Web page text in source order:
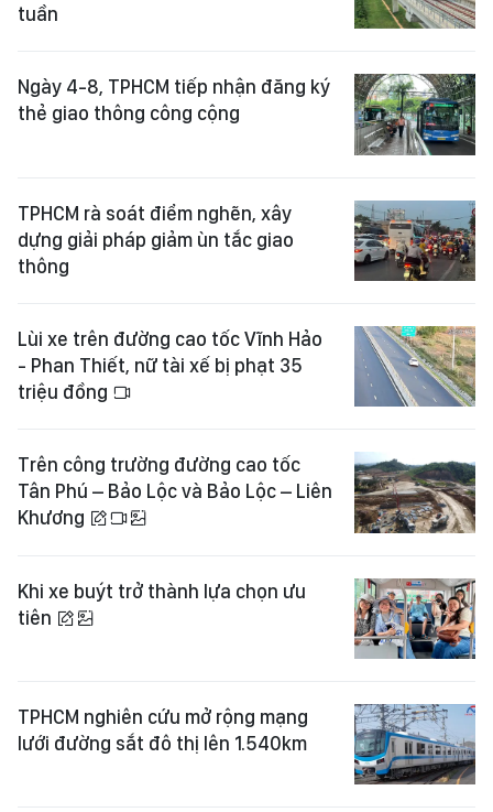
tuần
Ngày 4-8, TPHCM tiếp nhận đăng ký
thẻ giao thông công cộng
TPHCM rà soát điểm nghẽn, xây
dựng giải pháp giảm ùn tắc giao
thông
Lùi xe trên đường cao tốc Vĩnh Hảo
- Phan Thiết, nữ tài xế bị phạt 35
triệu đồng
Trên công trường đường cao tốc
Tân Phú – Bảo Lộc và Bảo Lộc – Liên
Khương
Khi xe buýt trở thành lựa chọn ưu
tiên
TPHCM nghiên cứu mở rộng mạng
lưới đường sắt đô thị lên 1.540km